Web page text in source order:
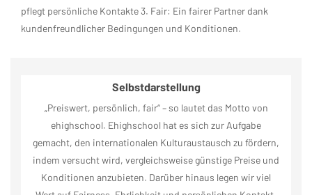
pflegt persönliche Kontakte 3. Fair: Ein fairer Partner dank
kundenfreundlicher Bedingungen und Konditionen.
Selbstdarstellung
„Preiswert, persönlich, fair“ – so lautet das Motto von
ehighschool. Ehighschool hat es sich zur Aufgabe
gemacht, den internationalen Kulturaustausch zu fördern,
indem versucht wird, vergleichsweise günstige Preise und
Konditionen anzubieten. Darüber hinaus legen wir viel